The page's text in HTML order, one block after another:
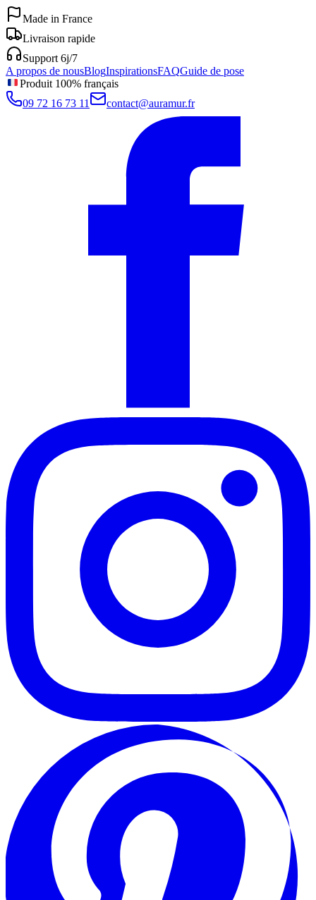
Made in France
Livraison rapide
Support 6j/7
A propos de nousBlogInspirationsFAQGuide de pose
Produit 100% français
09 72 16 73 11
contact@auramur.fr